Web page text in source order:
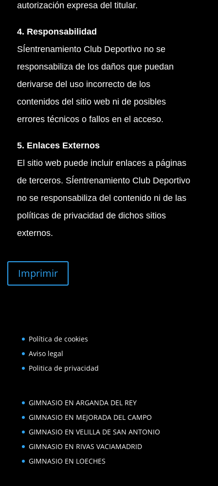
autorización expresa del titular.
4. Responsabilidad
SÍentrenamiento Club Deportivo no se
responsabiliza de los daños que puedan
derivarse del uso incorrecto de los
contenidos del sitio web ni de posibles
errores técnicos o fallos en el acceso.
5. Enlaces Externos
El sitio web puede incluir enlaces a páginas
de terceros. SÍentrenamiento Club Deportivo
no se responsabiliza del contenido ni de las
políticas de privacidad de dichos sitios
externos.
Imprimir
Política de cookies
Aviso legal
Politica de privacidad
GIMNASIO EN ARGANDA DEL REY
GIMNASIO EN MEJORADA DEL CAMPO
GIMNASIO EN VELILLA DE SAN ANTONIO
GIMNASIO EN RIVAS VACIAMADRID
GIMNASIO EN LOECHES